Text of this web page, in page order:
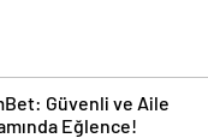
Güvenli ve Aile
Eğlence!